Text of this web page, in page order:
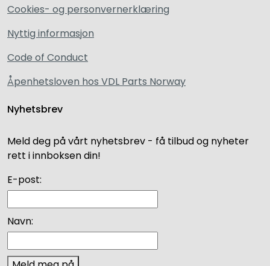
Cookies- og personvernerklæring
Nyttig informasjon
Code of Conduct
Åpenhetsloven hos VDL Parts Norway
Nyhetsbrev
Meld deg på vårt nyhetsbrev - få tilbud og nyheter
rett i innboksen din!
E-post:
Navn: